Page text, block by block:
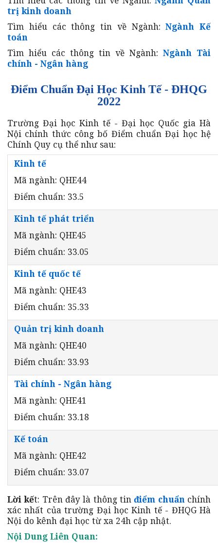
trị kinh doanh
Tìm hiểu các thông tin về Ngành:Ngành Kế
toán
Tìm hiểu các thông tin về Ngành: Ngành Tài
chính - Ngân hàng
Điểm Chuẩn Đại Học Kinh Tế - ĐHQG
2022
Trường Đại học Kinh tế - Đại học Quốc gia Hà
Nội chính thức công bố Điểm chuẩn Đại học hệ
Chính Quy cụ thể như sau:
Kinh tế
Mã ngành: QHE44
Điểm chuẩn: 33.5
Kinh tế phát triển
Mã ngành: QHE45
Điểm chuẩn: 33.05
Kinh tế quốc tế
Mã ngành: QHE43
Điểm chuẩn: 35.33
Quản trị kinh doanh
Mã ngành: QHE40
Điểm chuẩn: 33.93
Tài chính - Ngân hàng
Mã ngành: QHE41
Điểm chuẩn: 33.18
Kế toán
Mã ngành: QHE42
Điểm chuẩn: 33.07
Lời kết: Trên đây là thông tinđiểm chuẩnchính
xác nhất của trường Đại học Kinh tế - ĐHQG Hà
Nội do kênh đại học từ xa 24h cập nhật.
Nội Dung Liên Quan: